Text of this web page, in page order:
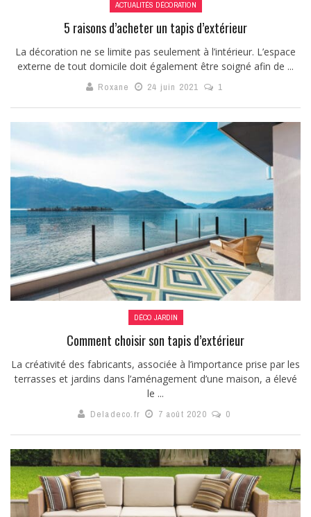
ACTUALITÉS DÉCORATION
5 raisons d’acheter un tapis d’extérieur
La décoration ne se limite pas seulement à l’intérieur. L’espace
externe de tout domicile doit également être soigné afin de ...
Roxane 24 juin 2021 1
DÉCO JARDIN
Comment choisir son tapis d’extérieur
La créativité des fabricants, associée à l’importance prise par les
terrasses et jardins dans l’aménagement d’une maison, a élevé
le ...
Deladeco.fr 7 août 2020 0